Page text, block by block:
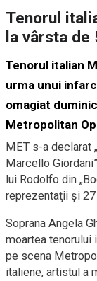
Tenorul
la vârsta de
Tenorul italian
urma unui
omagiat
Metropolitan
MET s-a declarat
Marcello
lui Rodolfo din
reprezentaţii şi
Soprana Angela
moartea tenorului
pe scena
italiene, artistul a